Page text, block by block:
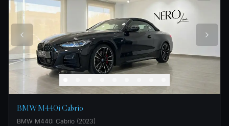
BMW M440i Cabrio
BMW M440i Cabrio (2023)